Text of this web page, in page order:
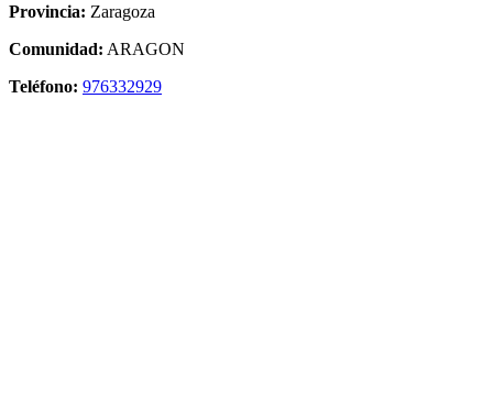
Provincia: Zaragoza
Comunidad: ARAGON
Teléfono: 976332929